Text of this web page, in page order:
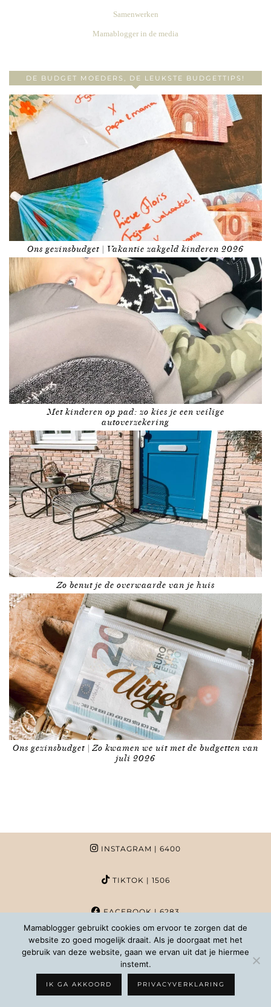
Samenwerken
Mamablogger in de media
DE BUDGET MOEDERS, DE LEUKSTE BUDGETTIPS!
Ons gezinsbudget | Vakantie zakgeld kinderen 2026
Met kinderen op pad: zo kies je een veilige
autoverzekering
Zo benut je de overwaarde van je huis
Ons gezinsbudget | Zo kwamen we uit met de budgetten van
juli 2026
INSTAGRAM | 6400
TIKTOK | 1506
FACEBOOK| 6283
PINTEREST | 1020
WORDPRESS THEMES BYpipdig
Mamablogger gebruikt cookies om ervoor te zorgen dat de
website zo goed mogelijk draait. Als je doorgaat met het
gebruik van deze website, gaan we ervan uit dat je hiermee
instemt.
IK GA AKKOORD PRIVACYVERKLARING